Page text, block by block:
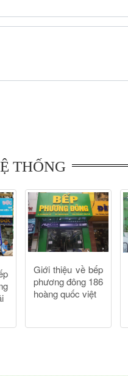
có thể dễ dàng quan sát
năng an toàn như : chế
?
niềm tin
quý khách sẽ